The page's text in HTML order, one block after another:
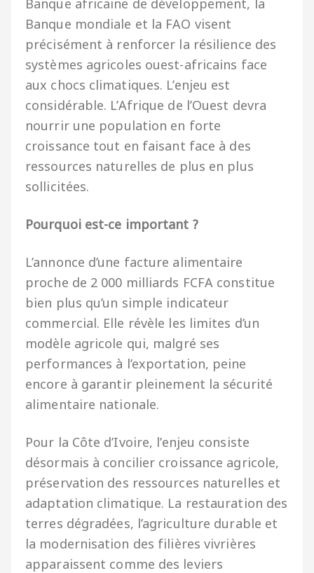
Banque mondiale et la FAO visent
précisément à renforcer la résilience des
systèmes agricoles ouest-africains face
aux chocs climatiques. L’enjeu est
considérable. L’Afrique de l’Ouest devra
nourrir une population en forte
croissance tout en faisant face à des
ressources naturelles de plus en plus
sollicitées.
Pourquoi est-ce important ?
L’annonce d’une facture alimentaire
proche de 2 000 milliards FCFA constitue
bien plus qu’un simple indicateur
commercial. Elle révèle les limites d’un
modèle agricole qui, malgré ses
performances à l’exportation, peine
encore à garantir pleinement la sécurité
alimentaire nationale.
Pour la Côte d’Ivoire, l’enjeu consiste
désormais à concilier croissance agricole,
préservation des ressources naturelles et
adaptation climatique. La restauration des
terres dégradées, l’agriculture durable et
la modernisation des filières vivrières
apparaissent comme des leviers